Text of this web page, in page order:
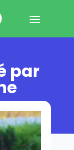
par